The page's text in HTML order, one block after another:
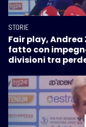
STORIE
Fair play, Andrea
fatto con
divisioni tra